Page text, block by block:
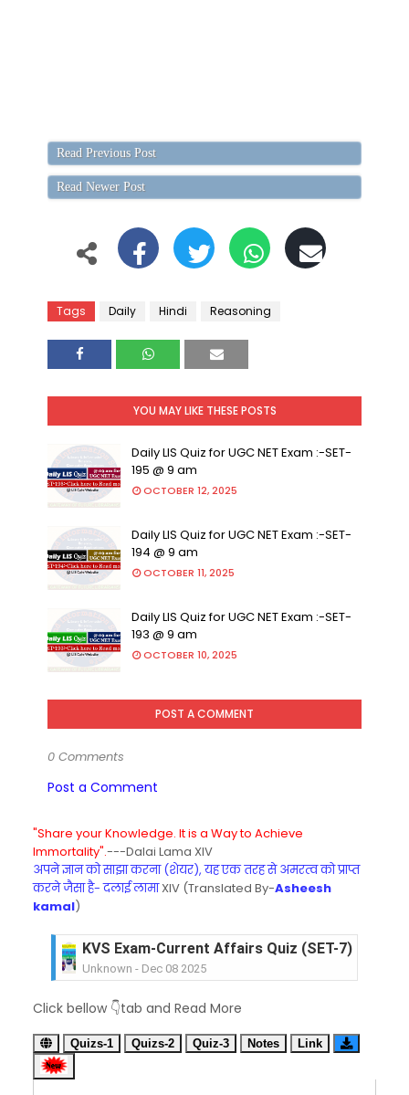
Read Previous Post
Read Newer Post
Tags Daily Hindi Reasoning
YOU MAY LIKE THESE POSTS
Daily LIS Quiz for UGC NET Exam :-SET-
195 @ 9 am
OCTOBER 12, 2025
Daily LIS Quiz for UGC NET Exam :-SET-
194 @ 9 am
OCTOBER 11, 2025
Daily LIS Quiz for UGC NET Exam :-SET-
193 @ 9 am
OCTOBER 10, 2025
POST A COMMENT
0 Comments
Post a Comment
"Share your Knowledge. It is a Way to Achieve
Immortality".---Dalai Lama XIV
अपने ज्ञान को साझा करना (शेयर), यह एक तरह से अमरत्व को प्राप्त
करने जैसा है- दलाई लामाXIV (Translated By-Asheesh
kamal)
Unknown-Dec 08 2025
KVS Exam-Current Affairs Quiz (SET-6) in
Unknown-Dec 07 2025
KVS Exam-Current Affairs Quiz (SET-5) in Hindi
KVS Exam-Current Affairs Quiz (SET-4) in
Click bellow 👇tab and Read More
Quizs-1 Quizs-2 Quiz-3 Notes Link